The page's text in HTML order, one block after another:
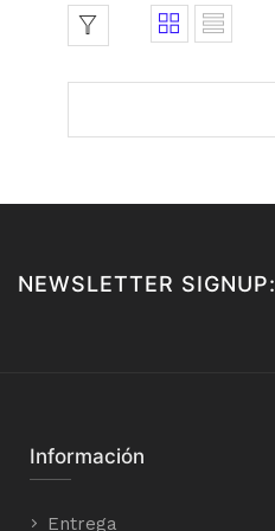
NEWSLETTER SIGNUP:
Información
Entrega